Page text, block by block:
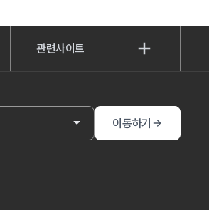
관련사이트
부서
이동하기